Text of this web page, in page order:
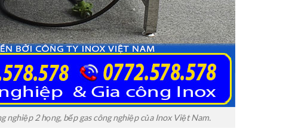
nghiệp 2 họng, bếp gas công nghiệp của Inox Việt Nam.